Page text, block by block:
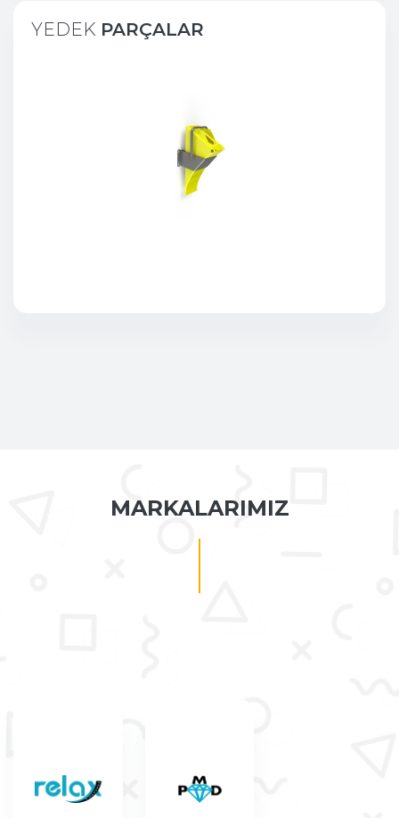
YEDEK PARÇALAR
MARKALARIMIZ